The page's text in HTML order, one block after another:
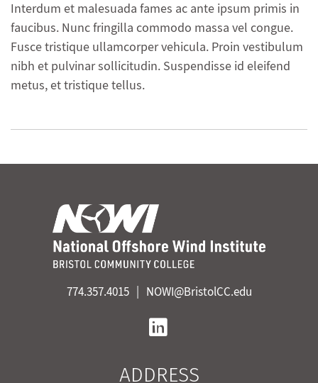
Interdum et malesuada fames ac ante ipsum primis in
faucibus. Nunc fringilla commodo massa vel congue.
Fusce tristique ullamcorper vehicula. Proin vestibulum
nibh et pulvinar sollicitudin. Suspendisse id eleifend
metus, et tristique tellus.
774.357.4015
NOWI@BristolCC.edu
ADDRESS